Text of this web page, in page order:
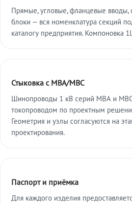
Прямые, угловые, фланцевые вводы,
блоки — вся номенклатура секций
каталогу предприятия. Компоновка
Стыковка с МВА/МВС
Шинопроводы 1 кВ серий МВА и МВС
токопроводом по проектным
Геометрия и узлы согласуются на
проектирования.
Паспорт и приёмка
Для каждого изделия